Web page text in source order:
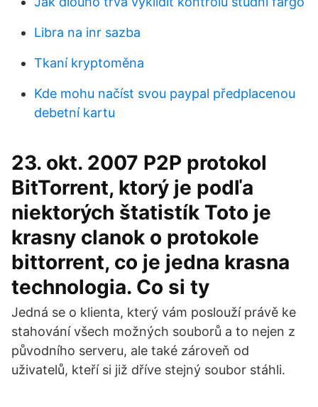
Libra na inr sazba
Tkaní kryptoměna
Kde mohu načíst svou paypal předplacenou
debetní kartu
23. okt. 2007 P2P protokol
BitTorrent, ktorý je podľa
niektorých štatistík Toto je
krasny clanok o protokole
bittorrent, co je jedna krasna
technologia. Co si ty
Jedná se o klienta, který vám poslouží právě ke
stahování všech možných souborů a to nejen z
původního serveru, ale také zároveň od
uživatelů, kteří si již dříve stejný soubor stáhli.